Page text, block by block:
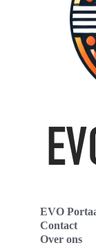
EVO
Contact
Over ons